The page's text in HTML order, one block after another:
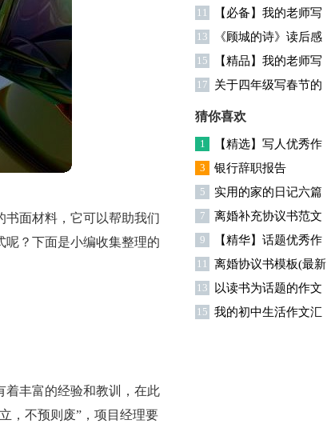
书面材料，它可以帮助我们
呢？下面是小编收集整理的
着丰富的经验和教训，在此
，不预则废”，项目经理要
11
【必备】我的老师写
人作文集合八篇
13 《顾城的诗》读后感
15
【精品】我的老师写
人作文集合5篇
17
关于四年级写春节的
作文4篇
猜你喜欢
1
【精选】写人优秀作
文300字集锦八篇
3 银行辞职报告
5 实用的家的日记六篇
7
离婚补充协议书范文
合集九篇
9
【精华】话题优秀作
文300字集合9篇
11
离婚协议书模板(最新
版)
13
以读书为话题的作文
(精选15篇)
15 我的初中生活作文汇